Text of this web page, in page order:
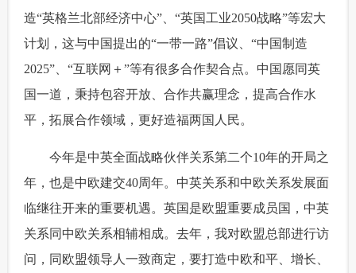
造“英格兰北部经济中心”、“英国工业2050战略”等宏大
计划，这与中国提出的“一带一路”倡议、“中国制造
2025”、“互联网＋”等有很多合作契合点。中国愿同英
国一道，秉持包容开放、合作共赢理念，提高合作水
平，拓展合作领域，更好造福两国人民。
今年是中英全面战略伙伴关系第二个10年的开局之
年，也是中欧建交40周年。中英关系和中欧关系发展面
临继往开来的重要机遇。英国是欧盟重要成员国，中英
关系同中欧关系相辅相成。去年，我对欧盟总部进行访
问，同欧盟领导人一致商定，要打造中欧和平、增长、